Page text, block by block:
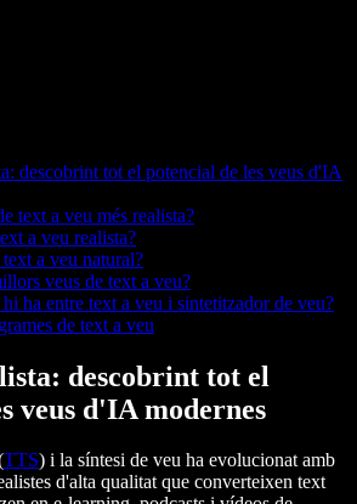
descobrint tot el potencial de les veus d'IA
text a veu més realista?
a veu realista?
a veu natural?
veus de text a veu?
ha entre text a veu i sintetitzador de veu?
de text a veu
descobrint tot el
veus d'IA modernes
TTS) i la síntesi de veu ha evolucionat amb
d'alta qualitat que converteixen text